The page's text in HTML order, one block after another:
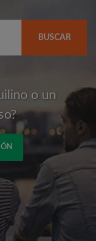
BUSCAR
o un
sin su